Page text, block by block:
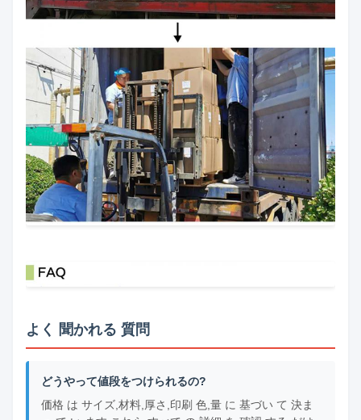
よく 聞かれる 質問
どうやって値段をつけられるの?
価格 は サイズ,材料,厚さ,印刷 色,量 に 基づい て 決ま